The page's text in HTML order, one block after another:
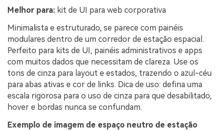
Melhor para: kit de UI para web corporativa
Minimalista e estruturado, se parece com painéis
modulares dentro de um corredor de estação espacial.
Perfeito para kits de UI, painéis administrativos e apps
com muitos dados que necessitam de clareza. Use os
tons de cinza para layout e estados, trazendo o azul-céu
para abas ativas e cor de links. Dica de uso: defina uma
escala rigorosa para o uso de cinza para que desabilitado,
hover e bordas nunca se confundam.
Exemplo de imagem de espaço neutro de estação